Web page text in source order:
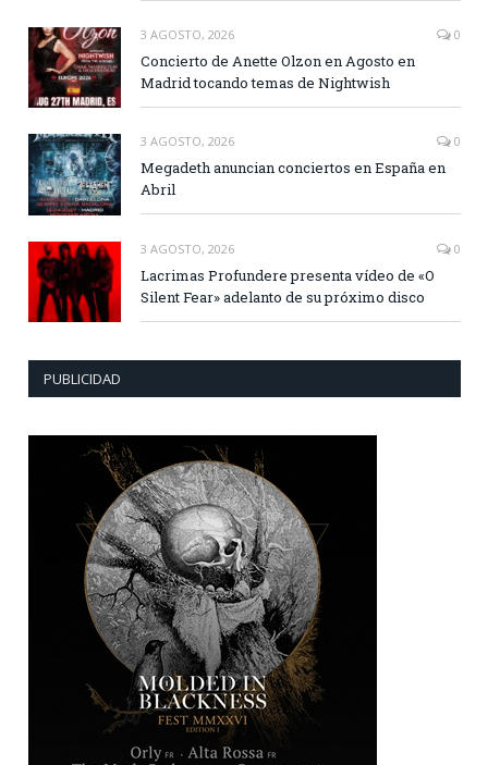
3 AGOSTO, 2026 0
Concierto de Anette Olzon en Agosto en
Madrid tocando temas de Nightwish
3 AGOSTO, 2026 0
Megadeth anuncian conciertos en España en
Abril
3 AGOSTO, 2026 0
Lacrimas Profundere presenta vídeo de «O
Silent Fear» adelanto de su próximo disco
PUBLICIDAD